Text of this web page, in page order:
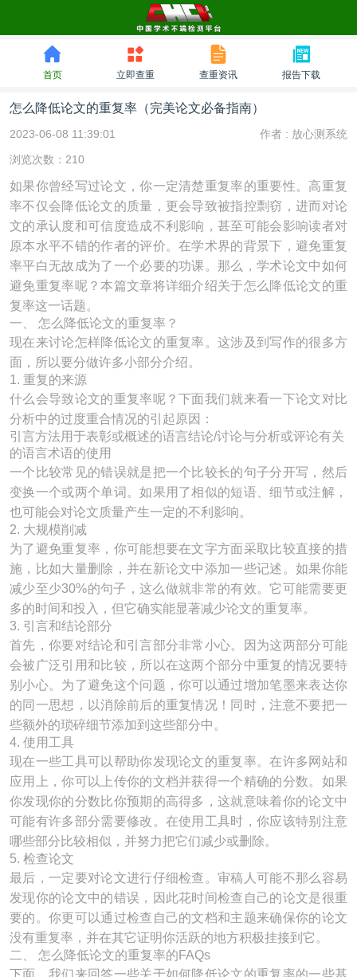
首页 立即查重 查重资讯 报告下载
怎么降低论文的重复率（完美论文必备指南）
2023-06-08 11:39:01 作者 : 放心测系统
浏览次数：210
如果你曾经写过论文，你一定清楚重复率的重要性。高重复
率不仅会降低论文的质量，更会导致被指控剽窃，进而对论
文的承认度和可信度造成不利影响，甚至可能会影响读者对
原本水平不错的作者的评价。在学术界的背景下，避免重复
率平白无故成为了一个必要的功课。那么，学术论文中如何
避免重复率呢？本篇文章将详细介绍关于怎么降低论文的重
复率这一话题。
一、 怎么降低论文的重复率？
现在来讨论怎样降低论文的重复率。这涉及到写作的很多方
面，所以要分做许多小部分介绍。
1. 重复的来源
什么会导致论文的重复率呢？下面我们就来看一下论文对比
分析中的过度重合情况的引起原因：
引言方法用于表彰或概述的语言结论/讨论与分析或评论有关
的语言术语的使用
一个比较常见的错误就是把一个比较长的句子分开写，然后
变换一个或两个单词。如果用了相似的短语、细节或注解，
也可能会对论文质量产生一定的不利影响。
2. 大规模削减
为了避免重复率，你可能想要在文字方面采取比较直接的措
施，比如大量删除，并在新论文中添加一些记述。如果你能
减少至少30%的句子，这么做就非常的有效。它可能需要更
多的时间和投入，但它确实能显著减少论文的重复率。
3. 引言和结论部分
首先，你要对结论和引言部分非常小心。因为这两部分可能
会被广泛引用和比较，所以在这两个部分中重复的情况要特
别小心。为了避免这个问题，你可以通过增加笔墨来表达你
的同一思想，以消除前后的重复情况！同时，注意不要把一
些额外的琐碎细节添加到这些部分中。
4. 使用工具
现在一些工具可以帮助你发现论文的重复率。在许多网站和
应用上，你可以上传你的文档并获得一个精确的分数。如果
你发现你的分数比你预期的高得多，这就意味着你的论文中
可能有许多部分需要修改。在使用工具时，你应该特别注意
哪些部分比较相似，并努力把它们减少或删除。
5. 检查论文
最后，一定要对论文进行仔细检查。审稿人可能不那么容易
发现你的论文中的错误，因此花时间检查自己的论文是很重
要的。你更可以通过检查自己的文档和主题来确保你的论文
没有重复率，并在其它证明你活跃的地方积极挂接到它。
二、 怎么降低论文的重复率的FAQs
下面，我们来回答一些关于如何降低论文的重复率的一些基